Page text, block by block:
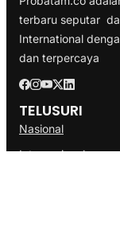
terbaru seputar
International
dan terpercaya
TELUSURI
Nasional
Internasional